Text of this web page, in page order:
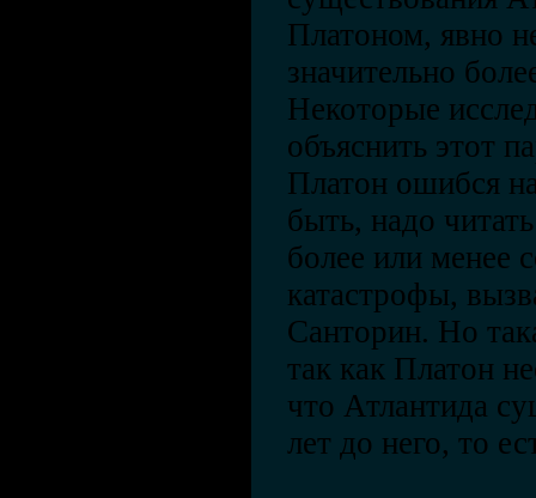
Платоном, явно
значительно
Некоторые
объяснить этот
Платон ошибся
быть, надо
более или менее
катастрофы,
Санторин. Но
так как Платон
что Атлантида
лет до него, то